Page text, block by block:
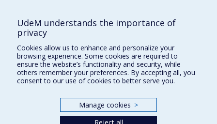
Who does what?
Find us
Site map
Accessibility
UdeM understands the importance of
privacy
Cookies allow us to enhance and personalize your
browsing experience. Some cookies are required to
ensure the website’s functionality and security, while
others remember your preferences. By accepting all, you
consent to our use of cookies to better serve you.
Manage cookies >
Reject all